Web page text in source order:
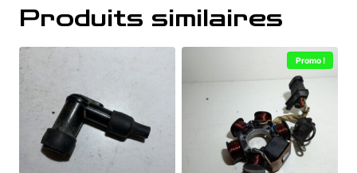
Produits similaires
Promo !